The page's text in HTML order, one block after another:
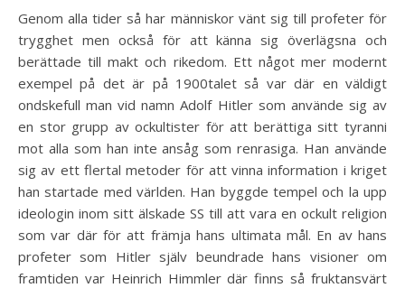
Genom alla tider så har människor vänt sig till profeter för
trygghet men också för att känna sig överlägsna och
berättade till makt och rikedom. Ett något mer modernt
exempel på det är på 1900talet så var där en väldigt
ondskefull man vid namn Adolf Hitler som använde sig av
en stor grupp av ockultister för att berättiga sitt tyranni
mot alla som han inte ansåg som renrasiga. Han använde
sig av ett flertal metoder för att vinna information i kriget
han startade med världen. Han byggde tempel och la upp
ideologin inom sitt älskade SS till att vara en ockult religion
som var där för att främja hans ultimata mål. En av hans
profeter som Hitler själv beundrade hans visioner om
framtiden var Heinrich Himmler där finns så fruktansvärt